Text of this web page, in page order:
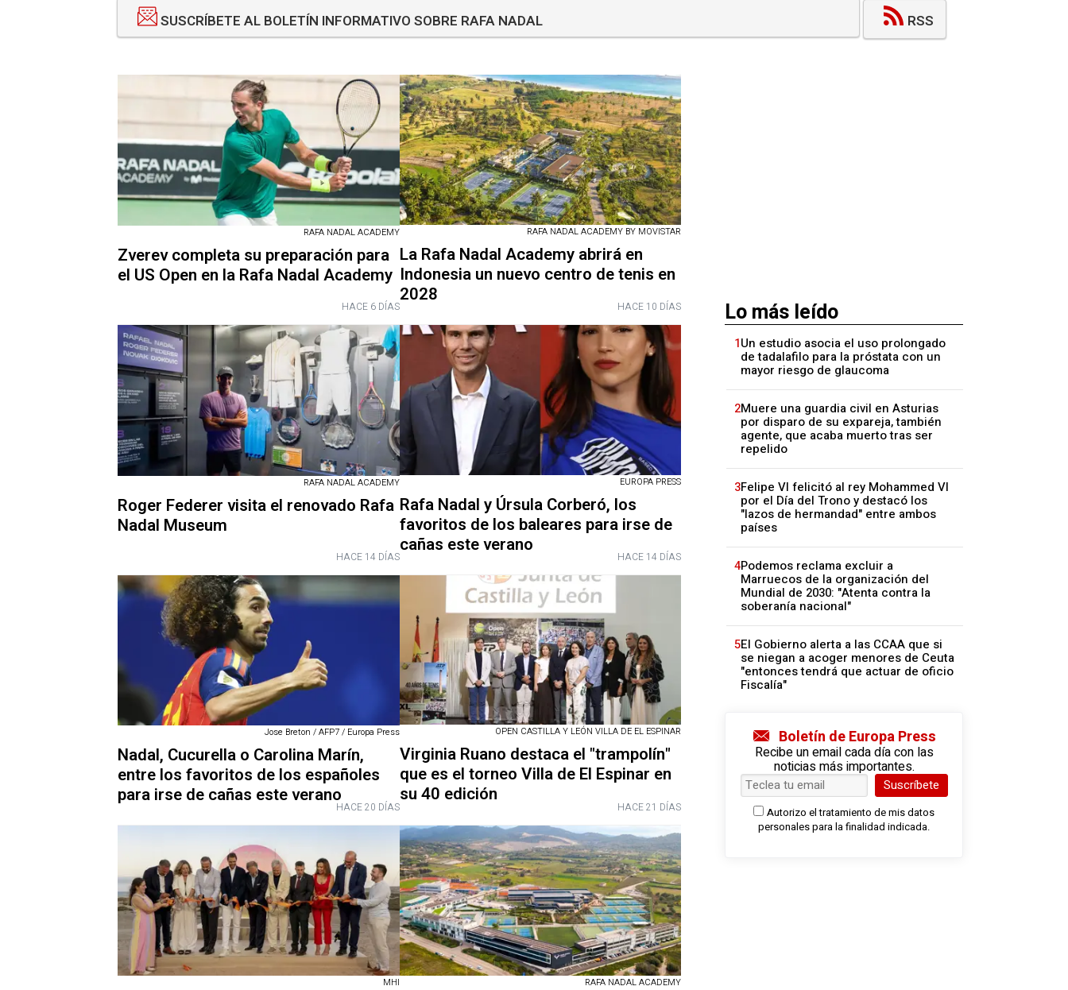
SUSCRÍBETE AL BOLETÍN INFORMATIVO SOBRE RAFA NADAL RSS
RAFA NADAL ACADEMY
Zverev completa su preparación para
el US Open en la Rafa Nadal Academy
HACE 6 DÍAS
RAFA NADAL ACADEMY BY MOVISTAR
La Rafa Nadal Academy abrirá en
Indonesia un nuevo centro de tenis en
2028
HACE 10 DÍAS
RAFA NADAL ACADEMY
Roger Federer visita el renovado Rafa
Nadal Museum
HACE 14 DÍAS
EUROPA PRESS
Rafa Nadal y Úrsula Corberó, los
favoritos de los baleares para irse de
cañas este verano
HACE 14 DÍAS
Jose Breton / AFP7 / Europa Press
Nadal, Cucurella o Carolina Marín,
entre los favoritos de los españoles
para irse de cañas este veranoHACE 20 DÍAS
OPEN CASTILLA Y LEÓN VILLA DE EL ESPINAR
Virginia Ruano destaca el "trampolín"
que es el torneo Villa de El Espinar en
su 40 edición
HACE 21 DÍAS
MHI RAFA NADAL ACADEMY
Lo más leído
1Un estudio asocia el uso prolongado
de tadalafilo para la próstata con un
mayor riesgo de glaucoma
2Muere una guardia civil en Asturias
por disparo de su expareja, también
agente, que acaba muerto tras ser
repelido
3Felipe VI felicitó al rey Mohammed VI
por el Día del Trono y destacó los
"lazos de hermandad" entre ambos
países
4Podemos reclama excluir a
Marruecos de la organización del
Mundial de 2030: "Atenta contra la
soberanía nacional"
5El Gobierno alerta a las CCAA que si
se niegan a acoger menores de Ceuta
"entonces tendrá que actuar de oficio
Fiscalía"
Boletín de Europa Press
Recibe un email cada día con las
noticias más importantes.
Suscríbete
Autorizo el tratamiento de mis datos
personales para la finalidad indicada.